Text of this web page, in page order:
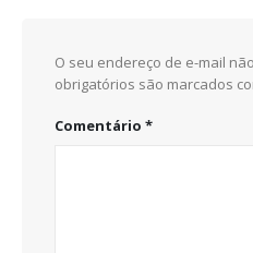
O seu endereço de e-mail
obrigatórios são marcados
Comentário *